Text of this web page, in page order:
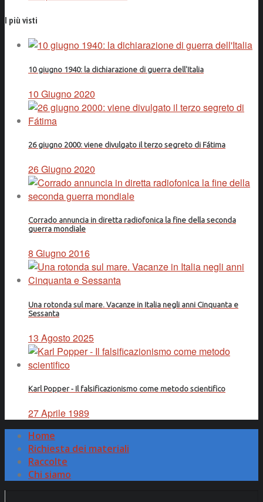
I più visti
10 giugno 1940: la dichiarazione di guerra dell'Italia
10 Giugno 2020
26 giugno 2000: viene divulgato il terzo segreto di Fátima
26 Giugno 2020
Corrado annuncia in diretta radiofonica la fine della seconda
guerra mondiale
8 Giugno 2016
Una rotonda sul mare. Vacanze in Italia negli anni Cinquanta e
Sessanta
13 Agosto 2025
Karl Popper - Il falsificazionismo come metodo scientifico
27 Aprile 1989
Home
Richiesta dei materiali
Raccolte
Chi siamo